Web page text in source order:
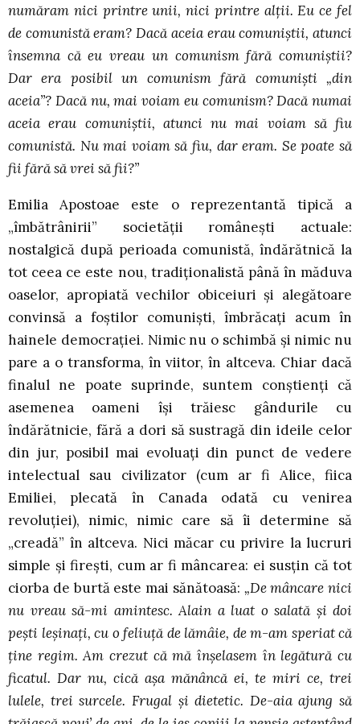
număram nici printre unii, nici printre alţii. Eu ce fel
de comunistă eram? Dacă aceia erau comuniştii, atunci
însemna că eu vreau un comunism fără comuniştii?
Dar era posibil un comunism fără comunişti „din
aceia”? Dacă nu, mai voiam eu comunism? Dacă numai
aceia erau comuniştii, atunci nu mai voiam să fiu
comunistă. Nu mai voiam să fiu, dar eram. Se poate să
fii fără să vrei să fii?”
Emilia Apostoae este o reprezentantă tipică a
„îmbătrânirii” societăţii româneşti actuale:
nostalgică după perioada comunistă, îndărătnică la
tot ceea ce este nou, tradiţionalistă până în măduva
oaselor, apropiată vechilor obiceiuri şi alegătoare
convinsă a foştilor comunişti, îmbrăcaţi acum în
hainele democraţiei. Nimic nu o schimbă şi nimic nu
pare a o transforma, în viitor, în altceva. Chiar dacă
finalul ne poate suprinde, suntem conştienţi că
asemenea oameni îşi trăiesc gândurile cu
îndărătnicie, fără a dori să sustragă din ideile celor
din jur, posibil mai evoluaţi din punct de vedere
intelectual sau civilizator (cum ar fi Alice, fiica
Emiliei, plecată în Canada odată cu venirea
revoluţiei), nimic, nimic care să îi determine să
„creadă” în altceva. Nici măcar cu privire la lucruri
simple şi fireşti, cum ar fi mâncarea: ei susţin că tot
ciorba de burtă este mai sănătoasă: „De mâncare nici
nu vreau să-mi amintesc. Alain a luat o salată şi doi
peşti leşinaţi, cu o feliuţă de lămâie, de m-am speriat că
ţine regim. Am crezut că mă înşelasem în legătură cu
ficatul. Dar nu, cică aşa mănâncă ei, te miri ce, trei
lulele, trei surcele. Frugal şi dietetic. De-aia ajung să